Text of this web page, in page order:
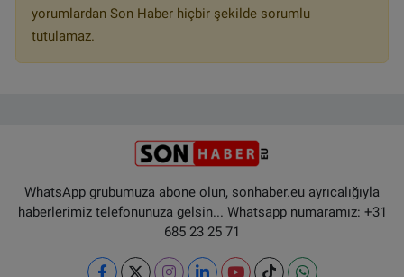
yorumlardan Son Haber hiçbir şekilde sorumlu
tutulamaz.
WhatsApp grubumuza abone olun, sonhaber.eu ayrıcalığıyla
haberlerimiz telefonunuza gelsin... Whatsapp numaramız: +31
685 23 25 71